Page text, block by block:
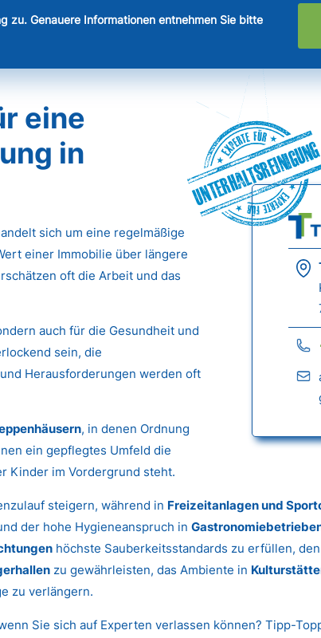
zu. Genauere Informationen entnehmen Sie bitte
eine
in
sich um eine regelmäßige
einer Immobilie über längere
oft die Arbeit und das
auch für die Gesundheit und
sein, die
Herausforderungen werden oft
, in denen Ordnung
ein gepflegtes Umfeld die
Kinder im Vordergrund steht.
steigern, während in Freizeitanlagen und
der hohe Hygieneanspruch in
höchste Sauberkeitsstandards zu erfüllen,
zu gewährleisten, das Ambiente in
zu verlängern.
Sie sich auf Experten verlassen können? Tipp-